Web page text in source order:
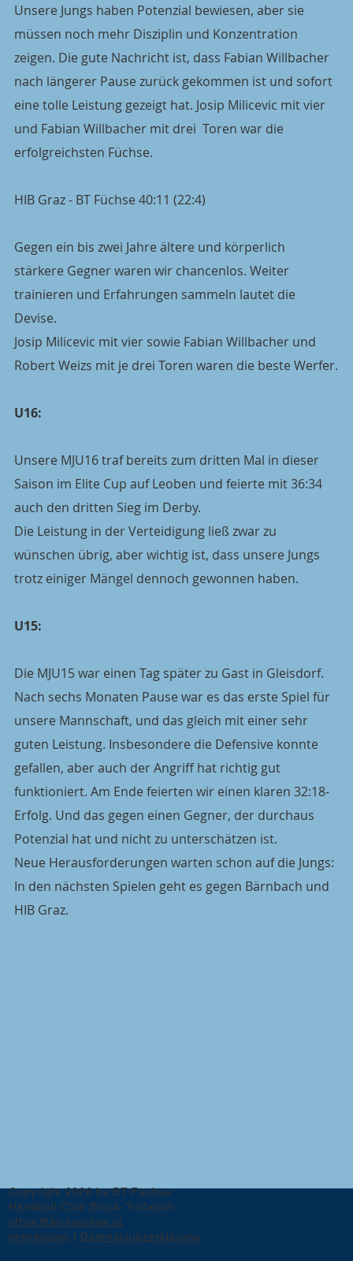
Unsere Jungs haben Potenzial bewiesen, aber sie
müssen noch mehr Disziplin und Konzentration
zeigen. Die gute Nachricht ist, dass Fabian Willbacher
nach längerer Pause zurück gekommen ist und sofort
eine tolle Leistung gezeigt hat. Josip Milicevic mit vier
und Fabian Willbacher mit drei  Toren war die
erfolgreichsten Füchse.
HIB Graz - BT Füchse 40:11 (22:4)
Gegen ein bis zwei Jahre ältere und körperlich
stärkere Gegner waren wir chancenlos. Weiter
trainieren und Erfahrungen sammeln lautet die
Devise.
Josip Milicevic mit vier sowie Fabian Willbacher und
Robert Weizs mit je drei Toren waren die beste Werfer.
U16:
Unsere MJU16 traf bereits zum dritten Mal in dieser
Saison im Elite Cup auf Leoben und feierte mit 36:34
auch den dritten Sieg im Derby.
Die Leistung in der Verteidigung ließ zwar zu
wünschen übrig, aber wichtig ist, dass unsere Jungs
trotz einiger Mängel dennoch gewonnen haben.
U15:
Die MJU15 war einen Tag später zu Gast in Gleisdorf.
Nach sechs Monaten Pause war es das erste Spiel für
unsere Mannschaft, und das gleich mit einer sehr
guten Leistung. Insbesondere die Defensive konnte
gefallen, aber auch der Angriff hat richtig gut
funktioniert. Am Ende feierten wir einen klaren 32:18-
Erfolg. Und das gegen einen Gegner, der durchaus
Potenzial hat und nicht zu unterschätzen ist.
Neue Herausforderungen warten schon auf die Jungs:
In den nächsten Spielen geht es gegen Bärnbach und
HIB Graz.
Copyright 2026 by BT-Füchse
Handball Club Bruck-Trofaiach
office@bt-fuechse.at
Impressum
Datenschutzerklärung